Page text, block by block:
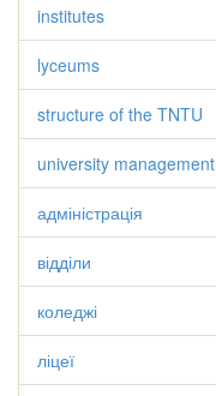
institutes
lyceums
structure of the TNTU
university management
адміністрація
відділи
коледжі
ліцеї